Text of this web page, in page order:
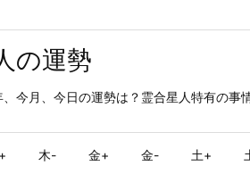
の運勢
今月、今日の運勢は？霊合星人特有の事
木- 金+ 金- 土+